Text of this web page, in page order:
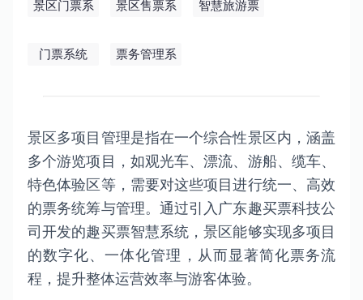
景区门票系
景区售票系
智慧旅游票
门票系统
票务管理系
景区多项目管理是指在一个综合性景区内，涵盖
多个游览项目，如观光车、漂流、游船、缆车、
特色体验区等，需要对这些项目进行统一、高效
的票务统筹与管理。通过引入广东趣买票科技公
司开发的趣买票智慧系统，景区能够实现多项目
的数字化、一体化管理，从而显著简化票务流
程，提升整体运营效率与游客体验。